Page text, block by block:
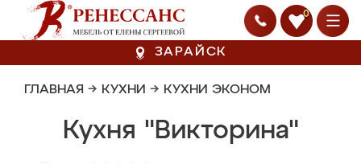
0
ЗАРАЙСК
ГЛАВНАЯ → КУХНИ → КУХНИ ЭКОНОМ
Кухня "Викторина"